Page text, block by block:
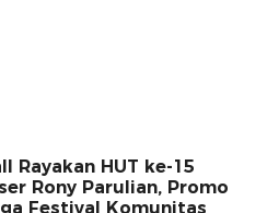
Rayakan HUT ke-15
Rony Parulian, Promo
Festival Komunitas